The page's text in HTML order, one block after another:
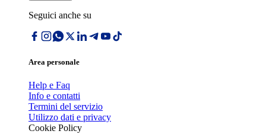
Seguici anche su
Area personale
Help e Faq
Info e contatti
Termini del servizio
Utilizzo dati e privacy
Cookie Policy